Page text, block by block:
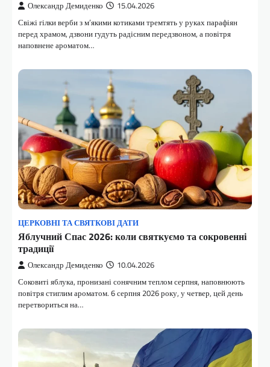
Олександр Демиденко 15.04.2026
Свіжі гілки верби з м’якими котиками тремтять у руках парафіян
перед храмом, дзвони гудуть радісним передзвоном, а повітря
наповнене ароматом…
ЦЕРКОВНІ ТА СВЯТКОВІ ДАТИ
Яблучний Спас 2026: коли святкуємо та сокровенні
традиції
Олександр Демиденко 10.04.2026
Соковиті яблука, пронизані сонячним теплом серпня, наповнюють
повітря стиглим ароматом. 6 серпня 2026 року, у четвер, цей день
перетвориться на…